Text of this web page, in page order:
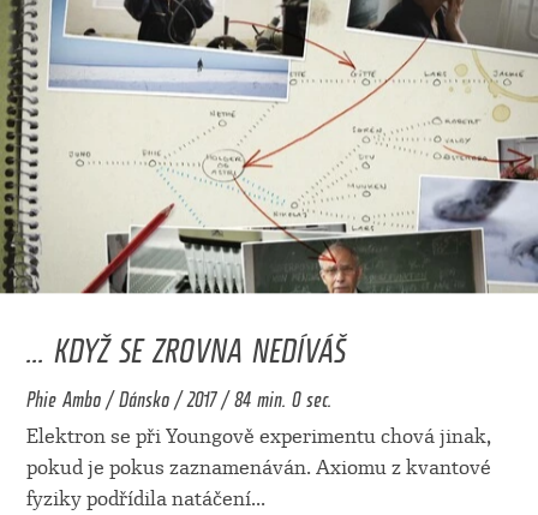
... KDYŽ SE ZROVNA NEDÍVÁŠ
Phie Ambo / Dánsko / 2017 / 84 min. 0 sec.
Elektron se při Youngově experimentu chová jinak,
pokud je pokus zaznamenáván. Axiomu z kvantové
fyziky podřídila natáčení...